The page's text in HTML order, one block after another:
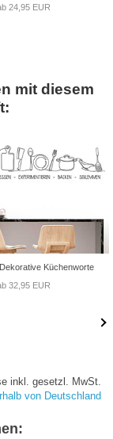
24,95 EUR
mit diesem
Küchenworte
32,95 EUR
inkl. gesetzl. MwSt.
von Deutschland